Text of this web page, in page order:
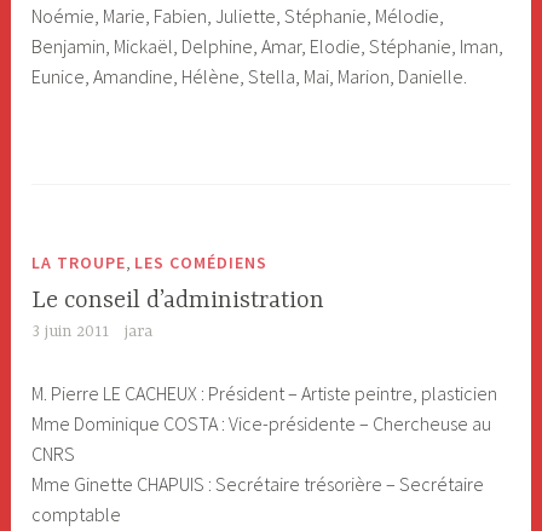
Noémie, Marie, Fabien, Juliette, Stéphanie, Mélodie,
Benjamin, Mickaël, Delphine, Amar, Elodie, Stéphanie, Iman,
Eunice, Amandine, Hélène, Stella, Mai, Marion, Danielle.
LA TROUPE, LES COMÉDIENS
Le conseil d’administration
3 juin 2011 jara
M. Pierre LE CACHEUX : Président – Artiste peintre, plasticien
Mme Dominique COSTA : Vice-présidente – Chercheuse au
CNRS
Mme Ginette CHAPUIS : Secrétaire trésorière – Secrétaire
comptable